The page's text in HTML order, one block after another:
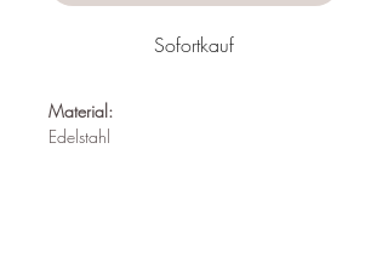
Sofortkauf
Material:
Edelstahl